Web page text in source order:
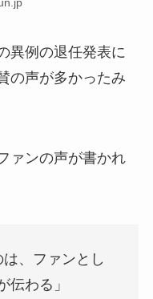
異例の退任発表に
の声が多かったみ
ァンの声が書かれ
、ファンとし
伝わる」